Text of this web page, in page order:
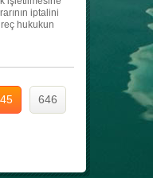
iptalini
hukukun
646